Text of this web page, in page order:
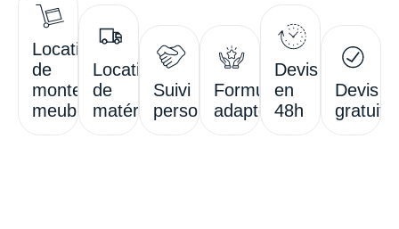
Location
de
monte-
meubles
Location
de
matériel
Suivi
personnalisé
Formules
adaptées
Devis
en
48h
Devis
gratuit